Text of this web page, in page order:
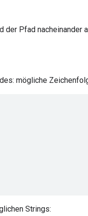
der Pfad nacheinander
mögliche
Strings: